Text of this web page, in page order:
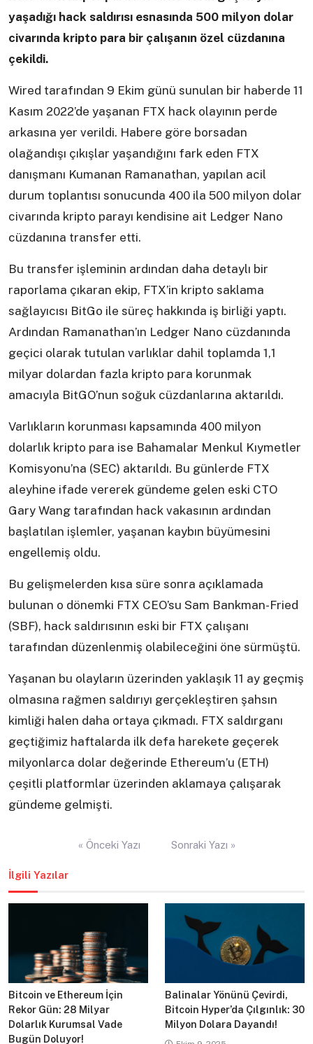
yaşadığı hack saldırısı esnasında 500 milyon dolar
civarında kripto para bir çalışanın özel cüzdanına
çekildi.
Wired tarafından 9 Ekim günü sunulan bir haberde 11
Kasım 2022’de yaşanan FTX hack olayının perde
arkasına yer verildi. Habere göre borsadan
olağandışı çıkışlar yaşandığını fark eden FTX
danışmanı Kumanan Ramanathan, yapılan acil
durum toplantısı sonucunda 400 ila 500 milyon dolar
civarında kripto parayı kendisine ait Ledger Nano
cüzdanına transfer etti.
Bu transfer işleminin ardından daha detaylı bir
raporlama çıkaran ekip, FTX’in kripto saklama
sağlayıcısı BitGo ile süreç hakkında iş birliği yaptı.
Ardından Ramanathan’ın Ledger Nano cüzdanında
geçici olarak tutulan varlıklar dahil toplamda 1,1
milyar dolardan fazla kripto para korunmak
amacıyla BitGO’nun soğuk cüzdanlarına aktarıldı.
Varlıkların korunması kapsamında 400 milyon
dolarlık kripto para ise Bahamalar Menkul Kıymetler
Komisyonu’na (SEC) aktarıldı. Bu günlerde FTX
aleyhine ifade vererek gündeme gelen eski CTO
Gary Wang tarafından hack vakasının ardından
başlatılan işlemler, yaşanan kaybın büyümesini
engellemiş oldu.
Bu gelişmelerden kısa süre sonra açıklamada
bulunan o dönemki FTX CEO’su Sam Bankman-Fried
(SBF), hack saldırısının eski bir FTX çalışanı
tarafından düzenlenmiş olabileceğini öne sürmüştü.
Yaşanan bu olayların üzerinden yaklaşık 11 ay geçmiş
olmasına rağmen saldırıyı gerçekleştiren şahsın
kimliği halen daha ortaya çıkmadı. FTX saldırganı
geçtiğimiz haftalarda ilk defa harekete geçerek
milyonlarca dolar değerinde Ethereum’u (ETH)
çeşitli platformlar üzerinden aklamaya çalışarak
gündeme gelmişti.
« Önceki Yazı Sonraki Yazı »
İlgili Yazılar
Bitcoin ve Ethereum İçin
Rekor Gün: 28 Milyar
Dolarlık Kurumsal Vade
Bugün Doluyor!
Balinalar Yönünü Çevirdi,
Bitcoin Hyper’da Çılgınlık: 30
Milyon Dolara Dayandı!